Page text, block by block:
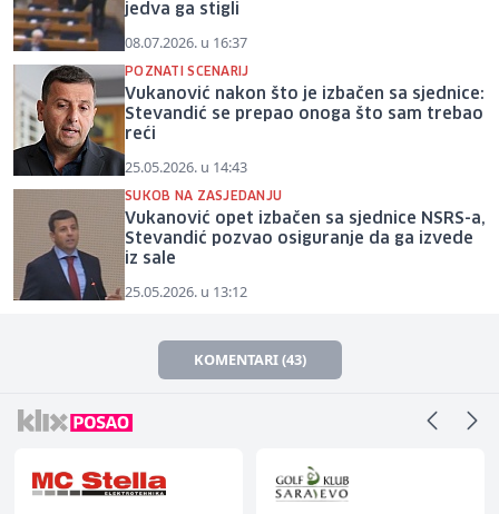
jedva ga stigli
08.07.2026. u 16:37
POZNATI SCENARIJ
Vukanović nakon što je izbačen sa sjednice:
Stevandić se prepao onoga što sam trebao
reći
25.05.2026. u 14:43
SUKOB NA ZASJEDANJU
Vukanović opet izbačen sa sjednice NSRS-a,
Stevandić pozvao osiguranje da ga izvede
iz sale
25.05.2026. u 13:12
KOMENTARI (43)